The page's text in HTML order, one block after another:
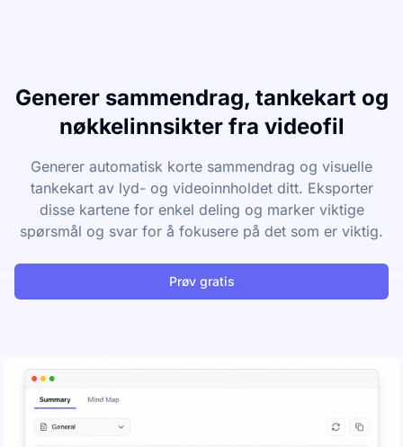
Generer sammendrag, tankekart og
nøkkelinnsikter fra videofil
Generer automatisk korte sammendrag og visuelle
tankekart av lyd- og videoinnholdet ditt. Eksporter
disse kartene for enkel deling og marker viktige
spørsmål og svar for å fokusere på det som er viktig.
Prøv gratis